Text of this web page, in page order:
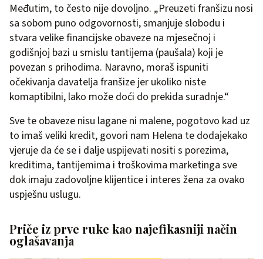
Međutim, to često nije dovoljno. „Preuzeti franšizu nosi
sa sobom puno odgovornosti, smanjuje slobodu i
stvara velike financijske obaveze na mjesečnoj i
godišnjoj bazi u smislu tantijema (paušala) koji je
povezan s prihodima. Naravno, moraš ispuniti
očekivanja davatelja franšize jer ukoliko niste
komaptibilni, lako može doći do prekida suradnje.“
Sve te obaveze nisu lagane ni malene, pogotovo kad uz
to imaš veliki kredit, govori nam Helena te dodajekako
vjeruje da će se i dalje uspijevati nositi s porezima,
kreditima, tantijemima i troškovima marketinga sve
dok imaju zadovoljne klijentice i interes žena za ovako
uspješnu uslugu.
Priče iz prve ruke kao najefikasniji način
oglašavanja